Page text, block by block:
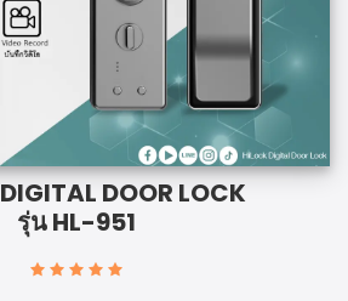
DIGITAL DOOR LOCK
รุ่น HL-951